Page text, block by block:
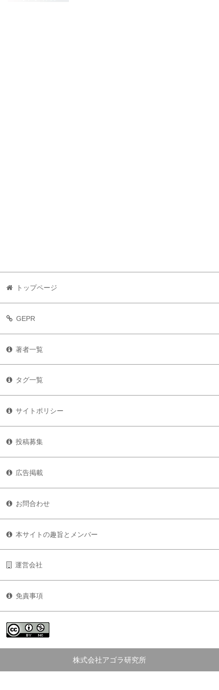
トップページ
GEPR
著者一覧
タグ一覧
サイトポリシー
投稿募集
広告掲載
お問合わせ
本サイトの趣旨とメンバー
運営会社
免責事項
株式会社アゴラ研究所